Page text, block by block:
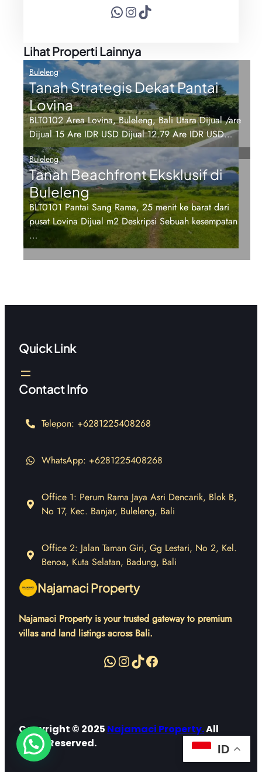
WhatsApp Instagram TikTok
Lihat Properti Lainnya
Buleleng
Tanah Strategis Dekat Pantai
Lovina
BLT0102 Area Lovina, Buleleng, Bali Utara Dijual /are
Dijual 15 Are IDR USD Dijual 12.79 Are IDR USD…
Buleleng
Tanah Beachfront Eksklusif di
Buleleng
BLT0101 Pantai Sang Rama, 25 menit ke barat dari
pusat Lovina Dijual m2 Deskripsi Sebuah kesempatan
…
Quick Link
Contact Info
Telepon: +6281225408268
WhatsApp: +6281225408268
Office 1: Perum Rama Jaya Asri Dencarik, Blok B,
No 17, Kec. Banjar, Buleleng, Bali
Office 2: Jalan Taman Giri, Gg Lestari, No 2, Kel.
Benoa, Kuta Selatan, Badung, Bali
Najamaci Property
Najamaci Property is your trusted gateway to premium
villas and land listings across Bali.
WhatsApp InstagramTikTok Facebook
Copyright © 2025 Najamaci Property.All
Right Reserved.
ID